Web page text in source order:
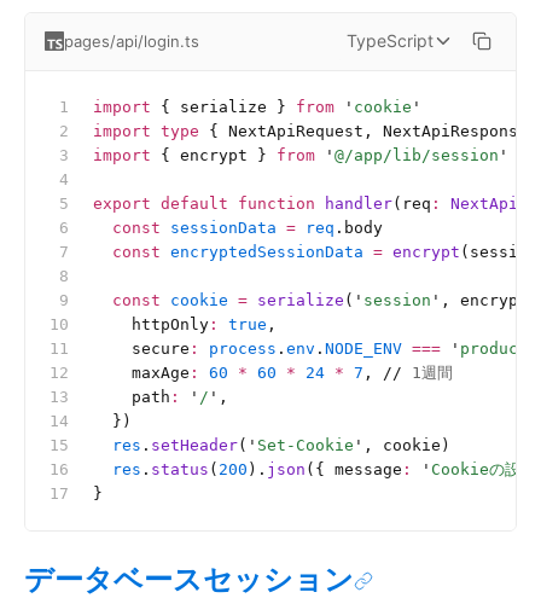
pages/api/login.ts TypeScript
import { serialize } from ' cookie '
import type { NextApiRequest,
import { encrypt } from ' @/app/lib/session '
export default function handler(req :
  const
sessionData = req .body
  const
encryptedSessionData = encrypt
  const
cookie = serialize ( ' session ' ,
    httpOnly
: true ,
    secure
: process . env . NODE_ENV === '
    maxAge
: 60 * 60 * 24 * 7 , // 1週間
    path
: ' / ' ,
  })
  res
. setHeader( ' Set-Cookie ' , cookie)
  res
. status ( 200 ). json ({ message : ' Cookieの設定
}
データベースセッション